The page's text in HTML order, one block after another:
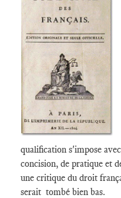
qualification s'impose
concision, de pratique et
une critique du droit
serait tombé bien bas.